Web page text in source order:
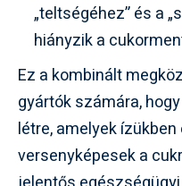
„teltségéhez” és a
hiányzik a
Ez a kombinált
gyártók számára,
létre, amelyek
versenyképesek a